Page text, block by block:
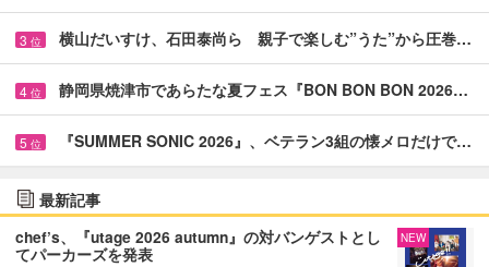
3 位 横山だいすけ、石田泰尚ら 親子で楽しむ”うた”から圧巻…
4 位 静岡県焼津市であらたな夏フェス『BON BON BON 2026…
5 位 『SUMMER SONIC 2026』、ベテラン3組の懐メロだけで…
最新記事
chef’s、『utage 2026 autumn』の対バンゲストとし
てパーカーズを発表
NEW